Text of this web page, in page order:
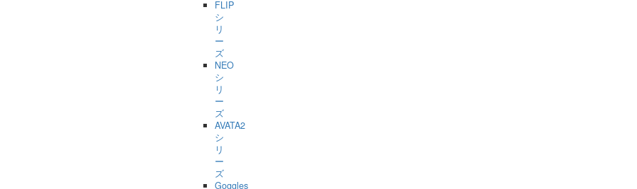
FLIP
シ
リ
ー
ズ
NEO
シ
リ
ー
ズ
AVATA2
シ
リ
ー
ズ
Goggles